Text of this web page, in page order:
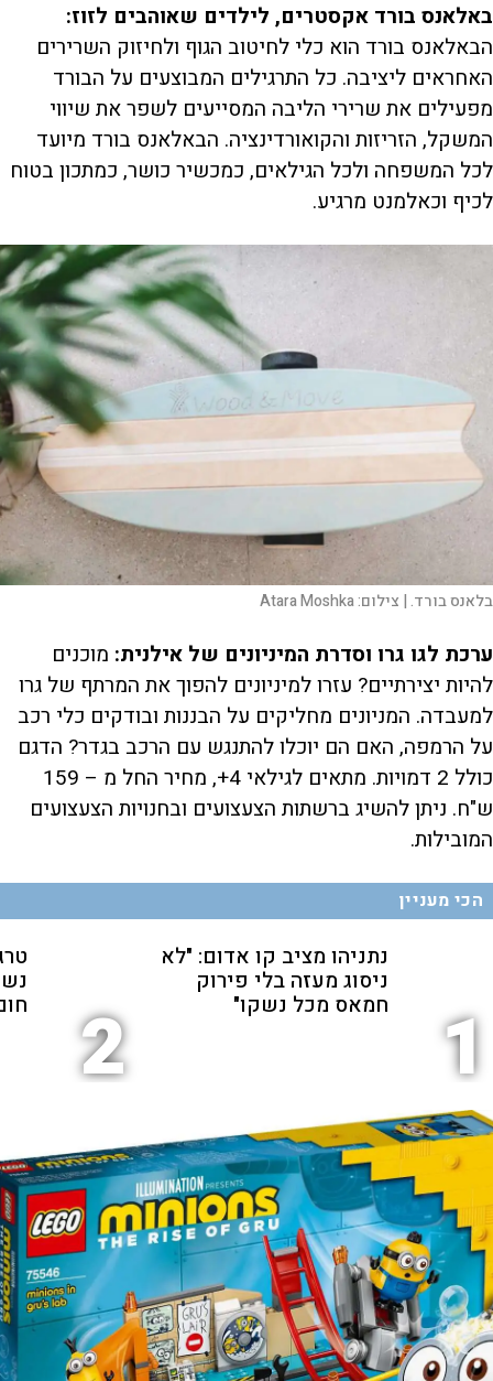
באלאנס בורד אקסטרים, לילדים שאוהבים לזוז:
הבאלאנס בורד הוא כלי לחיטוב הגוף ולחיזוק השרירים
האחראים ליציבה. כל התרגילים המבוצעים על הבורד
מפעילים את שרירי הליבה המסייעים לשפר את שיווי
המשקל, הזריזות והקואורדינציה. הבאלאנס בורד מיועד
לכל המשפחה ולכל הגילאים, כמכשיר כושר, כמתכון בטוח
לכיף וכאלמנט מרגיע.
בלאנס בורד. | צילום:Atara Moshka
ערכת לגו גרו וסדרת המיניונים של אילנית: מוכנים
להיות יצירתיים? עזרו למיניונים להפוך את המרתף של גרו
למעבדה. המניונים מחליקים על הבננות ובודקים כלי רכב
על הרמפה, האם הם יוכלו להתנגש עם הרכב בגדר? הדגם
כולל 2 דמויות. מתאים לגילאי 4+, מחיר החל מ – 159
ש"ח. ניתן להשיג ברשתות הצעצועים ובחנויות הצעצועים
המובילות.
הכי מעניין
1
נתניהו מציב קו אדום: "לא
ניסוג מעזה בלי פירוק
חמאס מכל נשקו" 2